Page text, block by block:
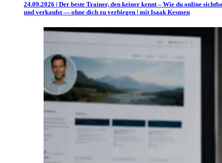
24.09.2026 | Der beste Trainer, den keiner kennt – Wie du online
und verkaufst — ohne dich zu verbiegen | mit Isaak Kesmen